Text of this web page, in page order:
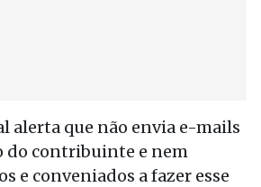
alerta que não envia e-mails
do contribuinte e nem
e conveniados a fazer esse